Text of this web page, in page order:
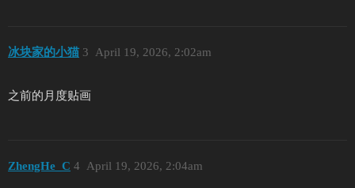
冰块家的小猫 April 19, 2026, 2:02am
3
之前的月度贴画
ZhengHe_C April 19, 2026, 2:04am
4